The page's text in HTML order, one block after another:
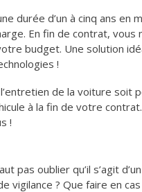
durée d’un à cinq ans en
En fin de contrat, vous
budget. Une solution
!
de la voiture
à la fin de votre
!
pas oublier qu’il s’agit
? Que faire en